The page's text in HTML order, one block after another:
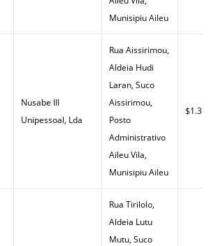
Munisipiu Aileu
Nusabe III
Unipessoal, Lda
Rua Aissirimou,
Aldeia Hudi
Laran, Suco
Aissirimou,
Posto
Administrativo
Aileu Vila,
Munisipiu Aileu
$1.30
Rua Tirilolo,
Aldeia Lutu
Mutu, Suco